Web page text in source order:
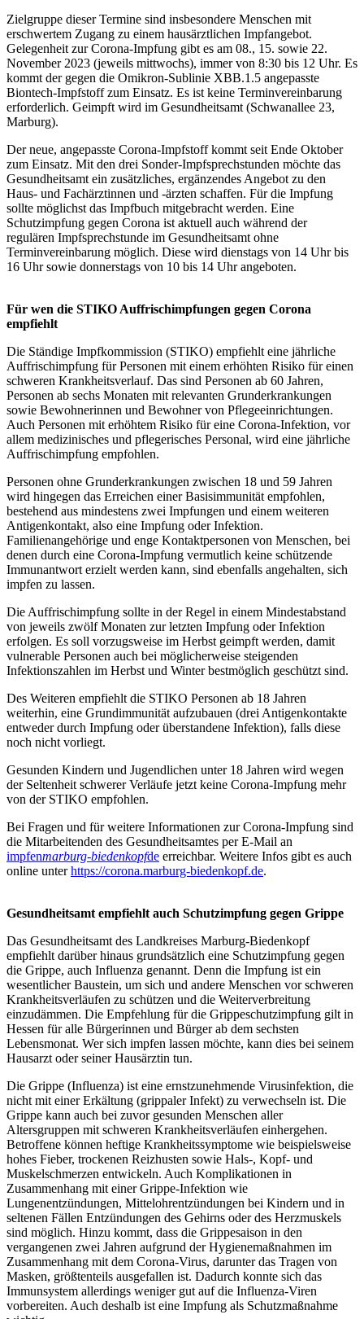
Zielgruppe dieser Termine sind insbesondere Menschen mit
erschwertem Zugang zu einem hausärztlichen Impfangebot.
Gelegenheit zur Corona-Impfung gibt es am 08., 15. sowie 22.
November 2023 (jeweils mittwochs), immer von 8:30 bis 12 Uhr. Es
kommt der gegen die Omikron-Sublinie XBB.1.5 angepasste
Biontech-Impfstoff zum Einsatz. Es ist keine Terminvereinbarung
erforderlich. Geimpft wird im Gesundheitsamt (Schwanallee 23,
Marburg).
Der neue, angepasste Corona-Impfstoff kommt seit Ende Oktober
zum Einsatz. Mit den drei Sonder-Impfsprechstunden möchte das
Gesundheitsamt ein zusätzliches, ergänzendes Angebot zu den
Haus- und Fachärztinnen und -ärzten schaffen. Für die Impfung
sollte möglichst das Impfbuch mitgebracht werden. Eine
Schutzimpfung gegen Corona ist aktuell auch während der
regulären Impfsprechstunde im Gesundheitsamt ohne
Terminvereinbarung möglich. Diese wird dienstags von 14 Uhr bis
16 Uhr sowie donnerstags von 10 bis 14 Uhr angeboten.
Für wen die STIKO Auffrischimpfungen gegen Corona
empfiehlt
Die Ständige Impfkommission (STIKO) empfiehlt eine jährliche
Auffrischimpfung für Personen mit einem erhöhten Risiko für einen
schweren Krankheitsverlauf. Das sind Personen ab 60 Jahren,
Personen ab sechs Monaten mit relevanten Grunderkrankungen
sowie Bewohnerinnen und Bewohner von Pflegeeinrichtungen.
Auch Personen mit erhöhtem Risiko für eine Corona-Infektion, vor
allem medizinisches und pflegerisches Personal, wird eine jährliche
Auffrischimpfung empfohlen.
Personen ohne Grunderkrankungen zwischen 18 und 59 Jahren
wird hingegen das Erreichen einer Basisimmunität empfohlen,
bestehend aus mindestens zwei Impfungen und einem weiteren
Antigenkontakt, also eine Impfung oder Infektion.
Familienangehörige und enge Kontaktpersonen von Menschen, bei
denen durch eine Corona-Impfung vermutlich keine schützende
Immunantwort erzielt werden kann, sind ebenfalls angehalten, sich
impfen zu lassen.
Die Auffrischimpfung sollte in der Regel in einem Mindestabstand
von jeweils zwölf Monaten zur letzten Impfung oder Infektion
erfolgen. Es soll vorzugsweise im Herbst geimpft werden, damit
vulnerable Personen auch bei möglicherweise steigenden
Infektionszahlen im Herbst und Winter bestmöglich geschützt sind.
Des Weiteren empfiehlt die STIKO Personen ab 18 Jahren
weiterhin, eine Grundimmunität aufzubauen (drei Antigenkontakte
entweder durch Impfung oder überstandene Infektion), falls diese
noch nicht vorliegt.
Gesunden Kindern und Jugendlichen unter 18 Jahren wird wegen
der Seltenheit schwerer Verläufe jetzt keine Corona-Impfung mehr
von der STIKO empfohlen.
Bei Fragen und für weitere Informationen zur Corona-Impfung sind
die Mitarbeitenden des Gesundheitsamtes per E-Mail an
impfenmarburg-biedenkopfde erreichbar. Weitere Infos gibt es auch
online unterhttps://corona.marburg-biedenkopf.de.
Gesundheitsamt empfiehlt auch Schutzimpfung gegen Grippe
Das Gesundheitsamt des Landkreises Marburg-Biedenkopf
empfiehlt darüber hinaus grundsätzlich eine Schutzimpfung gegen
die Grippe, auch Influenza genannt. Denn die Impfung ist ein
wesentlicher Baustein, um sich und andere Menschen vor schweren
Krankheitsverläufen zu schützen und die Weiterverbreitung
einzudämmen. Die Empfehlung für die Grippeschutzimpfung gilt in
Hessen für alle Bürgerinnen und Bürger ab dem sechsten
Lebensmonat. Wer sich impfen lassen möchte, kann dies bei seinem
Hausarzt oder seiner Hausärztin tun.
Die Grippe (Influenza) ist eine ernstzunehmende Virusinfektion, die
nicht mit einer Erkältung (grippaler Infekt) zu verwechseln ist. Die
Grippe kann auch bei zuvor gesunden Menschen aller
Altersgruppen mit schweren Krankheitsverläufen einhergehen.
Betroffene können heftige Krankheitssymptome wie beispielsweise
hohes Fieber, trockenen Reizhusten sowie Hals-, Kopf- und
Muskelschmerzen entwickeln. Auch Komplikationen in
Zusammenhang mit einer Grippe-Infektion wie
Lungenentzündungen, Mittelohrentzündungen bei Kindern und in
seltenen Fällen Entzündungen des Gehirns oder des Herzmuskels
sind möglich. Hinzu kommt, dass die Grippesaison in den
vergangenen zwei Jahren aufgrund der Hygienemaßnahmen im
Zusammenhang mit dem Corona-Virus, darunter das Tragen von
Masken, größtenteils ausgefallen ist. Dadurch konnte sich das
Immunsystem allerdings weniger gut auf die Influenza-Viren
vorbereiten. Auch deshalb ist eine Impfung als Schutzmaßnahme